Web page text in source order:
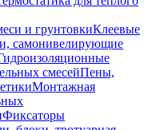
и грунтовкиКлеевые
самонивелирующие
смесейПены,
Монтажная
Фиксаторы